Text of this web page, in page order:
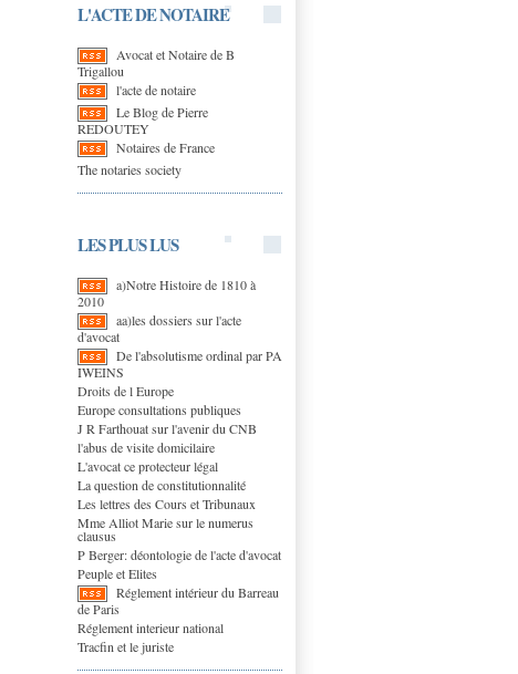
L'ACTE DE NOTAIRE
Avocat et Notaire de B
Trigallou
l'acte de notaire
Le Blog de Pierre
REDOUTEY
Notaires de France
The notaries society
LES PLUS LUS
a)Notre Histoire de 1810 à
2010
aa)les dossiers sur l'acte
d'avocat
De l'absolutisme ordinal par PA
IWEINS
Droits de l Europe
Europe consultations publiques
J R Farthouat sur l'avenir du CNB
l'abus de visite domicilaire
L'avocat ce protecteur légal
La question de constitutionnalité
Les lettres des Cours et Tribunaux
Mme Alliot Marie sur le numerus
clausus
P Berger: déontologie de l'acte d'avocat
Peuple et Elites
Réglement intérieur du Barreau
de Paris
Réglement interieur national
Tracfin et le juriste